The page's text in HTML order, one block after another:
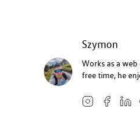
Szymon
Works as a
free time, he